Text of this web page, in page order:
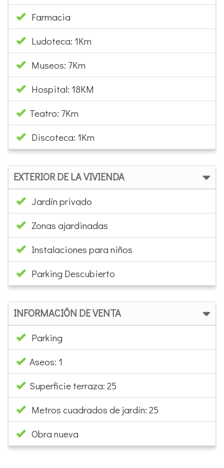
Farmacia
Ludoteca: 1Km
Museos: 7Km
Hospital: 18KM
Teatro: 7Km
Discoteca: 1Km
EXTERIOR DE LA VIVIENDA
Jardín privado
Zonas ajardinadas
Instalaciones para niños
Parking Descubierto
INFORMACIÓN DE VENTA
Parking
Aseos: 1
Superficie terraza: 25
Metros cuadrados de jardín: 25
Obra nueva